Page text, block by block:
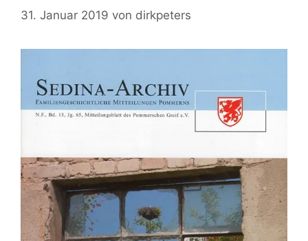
31. Januar 2019 von dirkpeters